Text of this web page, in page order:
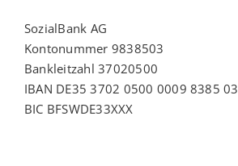
SozialBank AG
Kontonummer 9838503
Bankleitzahl 37020500
IBAN DE35 3702 0500 0009 8385 03
BIC BFSWDE33XXX